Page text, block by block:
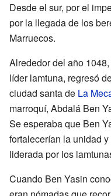
Desde el sur, por el
por la llegada de los
Marruecos.
Alrededor del año
líder lamtuna, regresó
ciudad santa de La
marroquí, Abdalá Ben
Se esperaba que Ben
fortalecerían la unidad
liderada por los
Cuando Ben Yasin